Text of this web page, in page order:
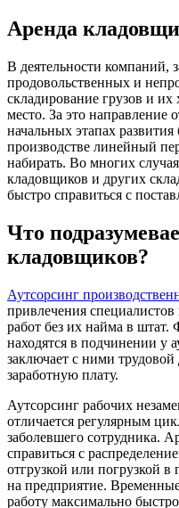
Аренда
В деятельности компаний,
продовольственных и
складирование грузов и их
место. За это направление
начальных этапах
производстве линейный
набирать. Во многих
кладовщиков и других
быстро справиться с
Что
кладовщиков?
Аутсорсинг
привлечения
работ без их найма в штат.
находятся в подчинении у
заключает с ними
заработную плату.
Аутсорсинг рабочих
отличается регулярным
заболевшего сотрудника.
справиться с
отгрузкой или погрузкой
на предприятие.
работу максимально